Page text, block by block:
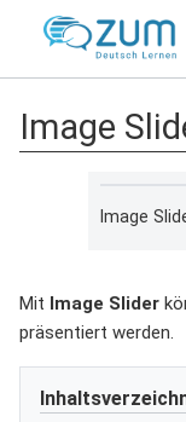
Image
Image
Mit Image Slider
präsentiert werden.